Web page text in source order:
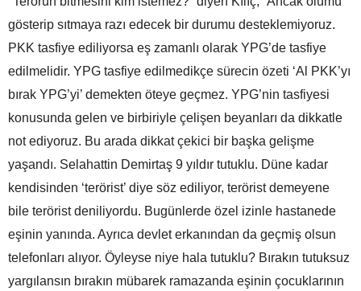
gösterip sıtmaya razı edecek bir durumu desteklemiyoruz.
PKK tasfiye ediliyorsa eş zamanlı olarak YPG’de tasfiye
edilmelidir. YPG tasfiye edilmedikçe sürecin özeti ‘Al PKK’yı
bırak YPG’yi’ demekten öteye geçmez. YPG’nin tasfiyesi
konusunda gelen ve birbiriyle çelişen beyanları da dikkatle
not ediyoruz. Bu arada dikkat çekici bir başka gelişme
yaşandı. Selahattin Demirtaş 9 yıldır tutuklu. Düne kadar
kendisinden ‘terörist’ diye söz ediliyor, terörist demeyene
bile terörist deniliyordu. Bugünlerde özel izinle hastanede
eşinin yanında. Ayrıca devlet erkanından da geçmiş olsun
telefonları alıyor. Öyleyse niye hala tutuklu? Bırakın tutuksuz
yargılansın bırakın mübarek ramazanda eşinin çocuklarının